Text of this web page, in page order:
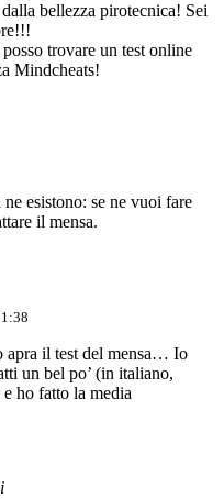
bellezza pirotecnica! Sei
trovare un test online
Mindcheats!
esistono: se ne vuoi fare
il mensa.
apra il test del mensa… Io
un bel po’ (in italiano,
e ho fatto la media